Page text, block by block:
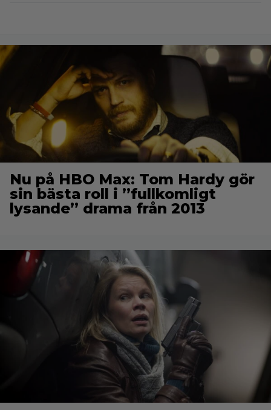
Nu på HBO Max: Tom Hardy gör
sin bästa roll i ”fullkomligt
lysande” drama från 2013